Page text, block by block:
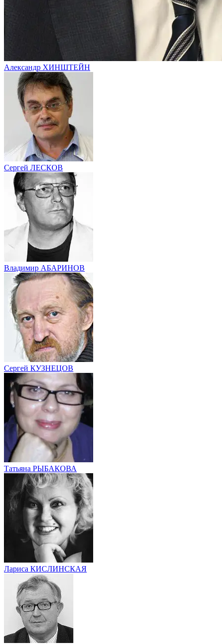
Александр ХИНШТЕЙН
Сергей ЛЕСКОВ
Владимир АБАРИНОВ
Сергей КУЗНЕЦОВ
Татьяна РЫБАКОВА
Лариса КИСЛИНСКАЯ